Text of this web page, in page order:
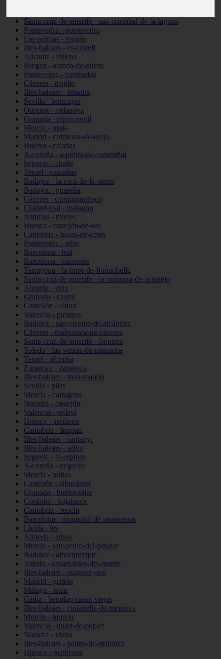
Santa-cruz-de-tenerife - san-cristóbal-de-la-laguna
Pontevedra - pontevedra
Las-palmas - mogán
Illes-balears - es-castell
Alicante - villena
Burgos - aranda-de-duero
Pontevedra - cambados
Cáceres - trujillo
Illes-balears - felanitx
Sevilla - bormujos
Ourense - celanova
Granada - pinos-genil
Murcia - mula
Madrid - colmenar-de-oreja
Huelva - calañas
A-coruña - a-pobra-do-caramiñal
Segovia - chañe
Teruel - camañas
Badajoz - la-roca-de-la-sierra
Badajoz - guareña
Cáceres - caminomorisco
Ciudad-real - malagón
Asturias - mieres
Huesca - castejón-de-sos
Cantabria - hazas-de-cesto
Pontevedra - arbo
Barcelona - teià
Barcelona - casserres
Tarragona - la-torre-de-fontaubella
Santa-cruz-de-tenerife - la-matanza-de-acentejo
Almería - enix
Granada - castril
Castellón - altura
Valencia - picanya
Badajoz - san-vicente-de-alcántara
Cáceres - malpartida-de-cáceres
Santa-cruz-de-tenerife - frontera
Toledo - las-ventas-de-retamosa
Teruel - alcorisa
Zaragoza - zaragoza
Illes-balears - maó-mahón
Sevilla - pilas
Murcia - cartagena
Navarra - castejón
Valencia - sedaví
Huesca - sariñena
Cantabria - limpias
Illes-balears - santanyí
Illes-balears - selva
Segovia - el-espinar
A-coruña - negreira
Murcia - bullas
Castellón - albocàsser
Granada - huétor-tájar
Córdoba - bujalance
Cantabria - reocín
Barcelona - monistrol-de-montserrat
Lleida - les
Almería - albox
Murcia - san-pedro-del-pinatar
Badajoz - alburquerque
Toledo - casarrubios-del-monte
Illes-balears - puigpunyent
Madrid - griñón
Málaga - istán
Cádiz - benalup-casas-viejas
Illes-balears - ciutadella-de-menorca
Murcia - murcia
Valencia - quart-de-poblet
Navarra - viana
Illes-balears - palma-de-mallorca
Huesca - panticosa